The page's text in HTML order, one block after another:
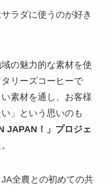
ラダに使うのが好き
の魅力的な素材を使
リーズコーヒーで
素材を通し、お客様
」という思いのも
JAPAN！」プロジェ
全農との初めての共